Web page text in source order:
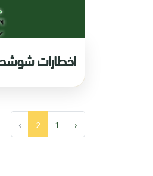
اخطارات
‹
1
2
›